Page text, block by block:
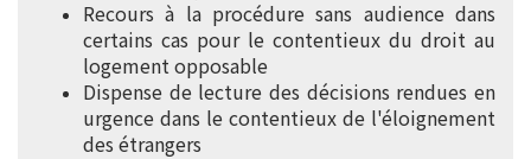
Recours à la procédure sans audience dans
certains cas pour le contentieux du droit au
logement opposable
Dispense de lecture des décisions rendues en
urgence dans le contentieux de l'éloignement
des étrangers